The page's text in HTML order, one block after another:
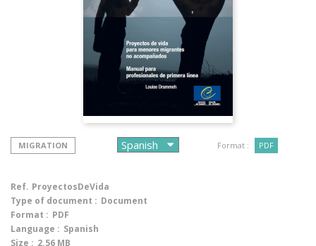
MIGRATION Format : PDF
Ref. ProyectosDeVida
Type of document : Document
Format : PDF
Language : Spanish
Size : 2.56 MB